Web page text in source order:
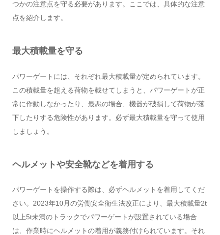
つかの注意点を守る必要があります。ここでは、具体的な注意
点を紹介します。
最大積載量を守る
パワーゲートには、それぞれ最大積載量が定められています。
この積載量を超える荷物を載せてしまうと、パワーゲートが正
常に作動しなかったり、最悪の場合、機器が破損して荷物が落
下したりする危険性があります。必ず最大積載量を守って使用
しましょう。
ヘルメットや安全靴などを着用する
パワーゲートを操作する際は、必ずヘルメットを着用してくだ
さい。2023年10月の労働安全衛生法改正により、最大積載量2t
以上5t未満のトラックでパワーゲートが設置されている場合
は、作業時にヘルメットの着用が義務付けられています。それ